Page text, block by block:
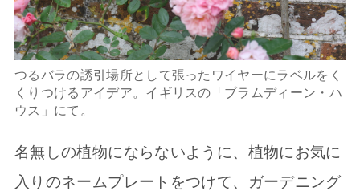
つるバラの誘引場所として張ったワイヤーにラベルをく
くりつけるアイデア。イギリスの「ブラムディーン・ハ
ウス」にて。
名無しの植物にならないように、植物にお気に
入りのネームプレートをつけて、ガーデニング